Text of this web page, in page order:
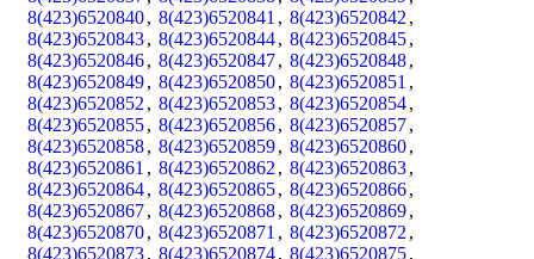
8(423)6520840, 8(423)6520841 , 8(423)6520842 ,
8(423)6520843, 8(423)6520844, 8(423)6520845,
8(423)6520846, 8(423)6520847, 8(423)6520848,
8(423)6520849, 8(423)6520850, 8(423)6520851 ,
8(423)6520852 , 8(423)6520853, 8(423)6520854,
8(423)6520855, 8(423)6520856, 8(423)6520857,
8(423)6520858, 8(423)6520859, 8(423)6520860,
8(423)6520861 , 8(423)6520862 , 8(423)6520863,
8(423)6520864, 8(423)6520865, 8(423)6520866,
8(423)6520867, 8(423)6520868, 8(423)6520869,
8(423)6520870, 8(423)6520871 , 8(423)6520872 ,
8(423)6520873, 8(423)6520874, 8(423)6520875,